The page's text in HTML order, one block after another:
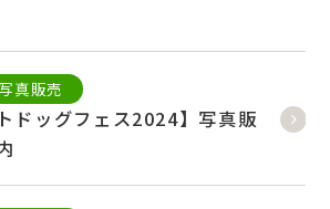
写真販売
ドッグフェス2024】写真販